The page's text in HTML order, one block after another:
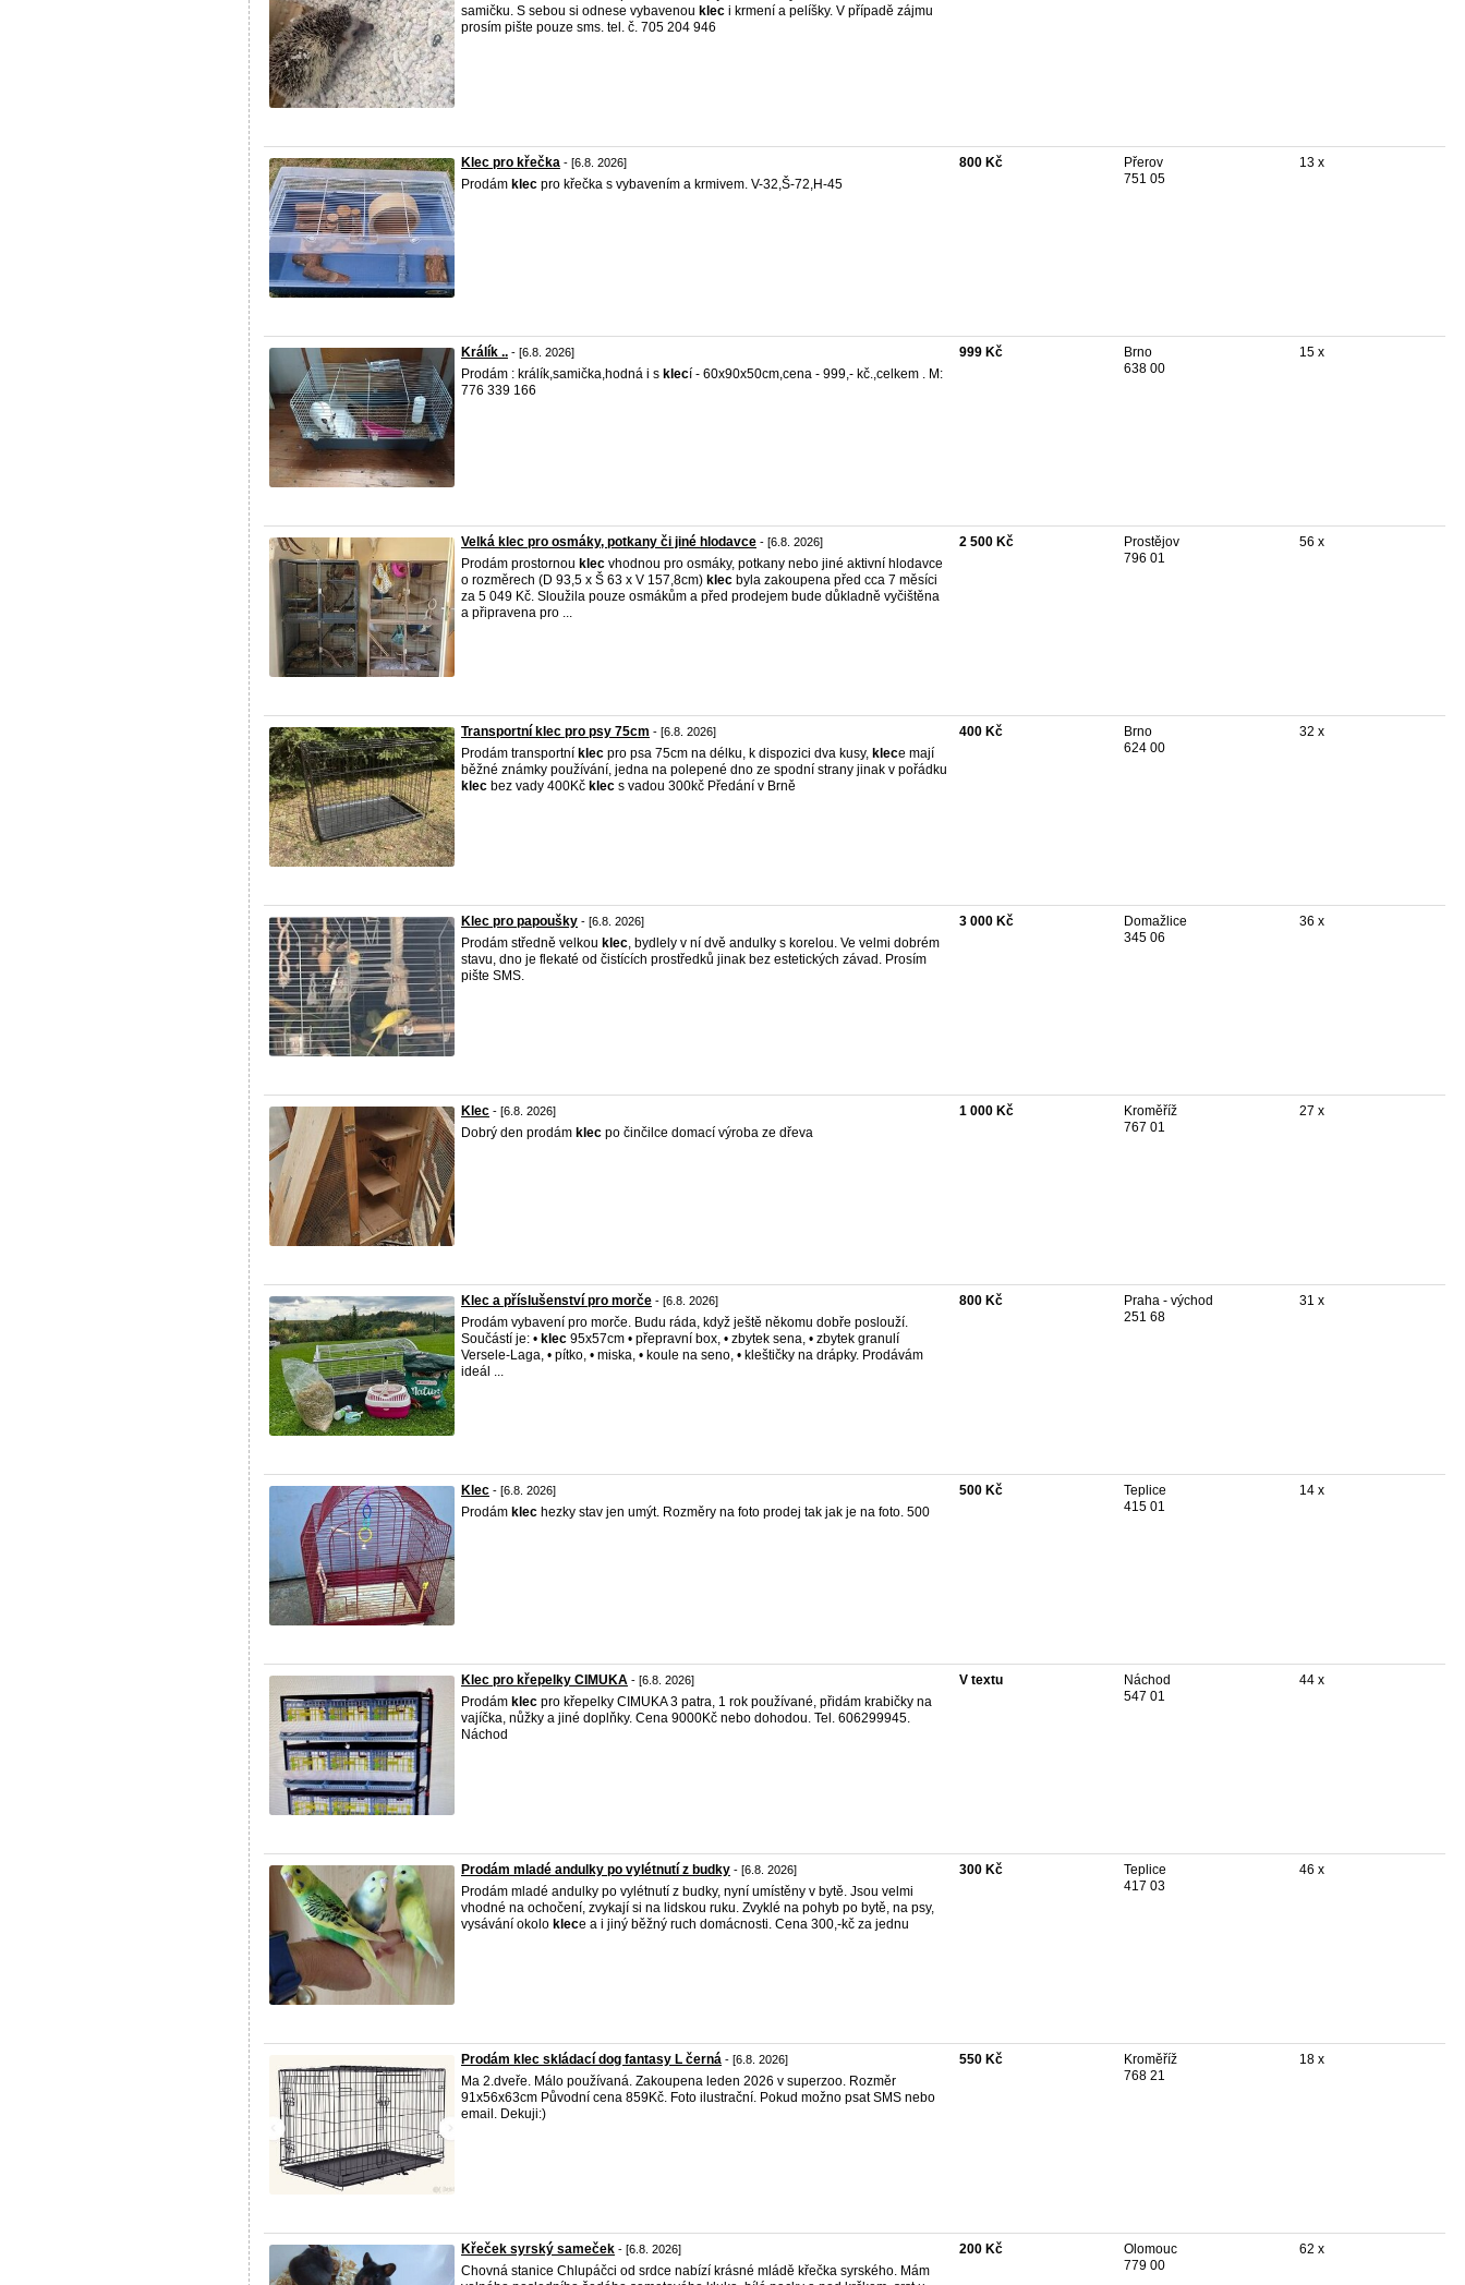
samičku. S sebou si odnese vybavenou klec i krmení a pelíšky. V případě zájmu
prosím pište pouze sms. tel. č. 705 204 946
Klec pro křečka - [6.8. 2026]
Prodám klec pro křečka s vybavením a krmivem. V-32,Š-72,H-45
800 Kč
Přerov
751 05
13 x
Králík .. - [6.8. 2026]
Prodám : králík,samička,hodná i s klecí - 60x90x50cm,cena - 999,- kč.,celkem . M:
776 339 166
999 Kč
Brno
638 00
15 x
Velká klec pro osmáky, potkany či jiné hlodavce - [6.8. 2026]
Prodám prostornou klec vhodnou pro osmáky, potkany nebo jiné aktivní hlodavce
o rozměrech (D 93,5 x Š 63 x V 157,8cm) klec byla zakoupena před cca 7 měsíci
za 5 049 Kč. Sloužila pouze osmákům a před prodejem bude důkladně vyčištěna
a připravena pro ...
2 500 Kč
Prostějov
796 01
56 x
Transportní klec pro psy 75cm - [6.8. 2026]
Prodám transportní klec pro psa 75cm na délku, k dispozici dva kusy, klece mají
běžné známky používání, jedna na polepené dno ze spodní strany jinak v pořádku
klec bez vady 400Kč klec s vadou 300kč Předání v Brně
400 Kč
Brno
624 00
32 x
Klec pro papoušky - [6.8. 2026]
Prodám středně velkou klec, bydlely v ní dvě andulky s korelou. Ve velmi dobrém
stavu, dno je flekaté od čistících prostředků jinak bez estetických závad. Prosím
pište SMS.
3 000 Kč
Domažlice
345 06
36 x
Klec - [6.8. 2026]
Dobrý den prodám klec po činčilce domací výroba ze dřeva
1 000 Kč
Kroměříž
767 01
27 x
Klec a příslušenství pro morče - [6.8. 2026]
Prodám vybavení pro morče. Budu ráda, když ještě někomu dobře poslouží.
Součástí je: • klec 95x57cm • přepravní box, • zbytek sena, • zbytek granulí
Versele-Laga, • pítko, • miska, • koule na seno, • kleštičky na drápky. Prodávám
ideál ...
800 Kč
Praha - východ
251 68
31 x
Klec - [6.8. 2026]
Prodám klec hezky stav jen umýt. Rozměry na foto prodej tak jak je na foto. 500
500 Kč
Teplice
415 01
14 x
Klec pro křepelky CIMUKA - [6.8. 2026]
Prodám klec pro křepelky CIMUKA 3 patra, 1 rok používané, přidám krabičky na
vajíčka, nůžky a jiné doplňky. Cena 9000Kč nebo dohodou. Tel. 606299945.
Náchod
V textu
Náchod
547 01
44 x
Prodám mladé andulky po vylétnutí z budky - [6.8. 2026]
Prodám mladé andulky po vylétnutí z budky, nyní umístěny v bytě. Jsou velmi
vhodné na ochočení, zvykají si na lidskou ruku. Zvyklé na pohyb po bytě, na psy,
vysávání okolo klece a i jiný běžný ruch domácnosti. Cena 300,-kč za jednu
300 Kč
Teplice
417 03
46 x
Prodám klec skládací dog fantasy L černá - [6.8. 2026]
Ma 2.dveře. Málo používaná. Zakoupena leden 2026 v superzoo. Rozměr
91x56x63cm Původní cena 859Kč. Foto ilustrační. Pokud možno psat SMS nebo
email. Dekuji:)
550 Kč
Kroměříž
768 21
18 x
Křeček syrský sameček - [6.8. 2026]
Chovná stanice Chlupáčci od srdce nabízí krásné mládě křečka syrského. Mám
200 Kč
Olomouc
779 00
62 x